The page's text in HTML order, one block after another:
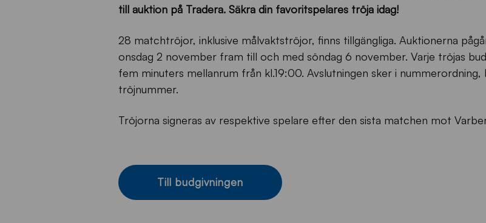
till auktion på Tradera. Säkra din favoritspelares tröja idag!
28 matchtröjor, inklusive målvaktströjor, finns tillgängliga. Auktionerna
onsdag 2 november fram till och med söndag 6 november. Varje tröjas
fem minuters mellanrum från kl.19:00. Avslutningen sker i nummerordning,
tröjnummer.
Tröjorna signeras av respektive spelare efter den sista matchen mot
Till budgivningen